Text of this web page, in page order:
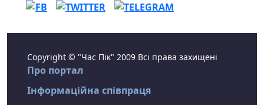
Copyright © "Час Пік" 2009 Всі права захищені
Про портал
Інформаційна співпраця